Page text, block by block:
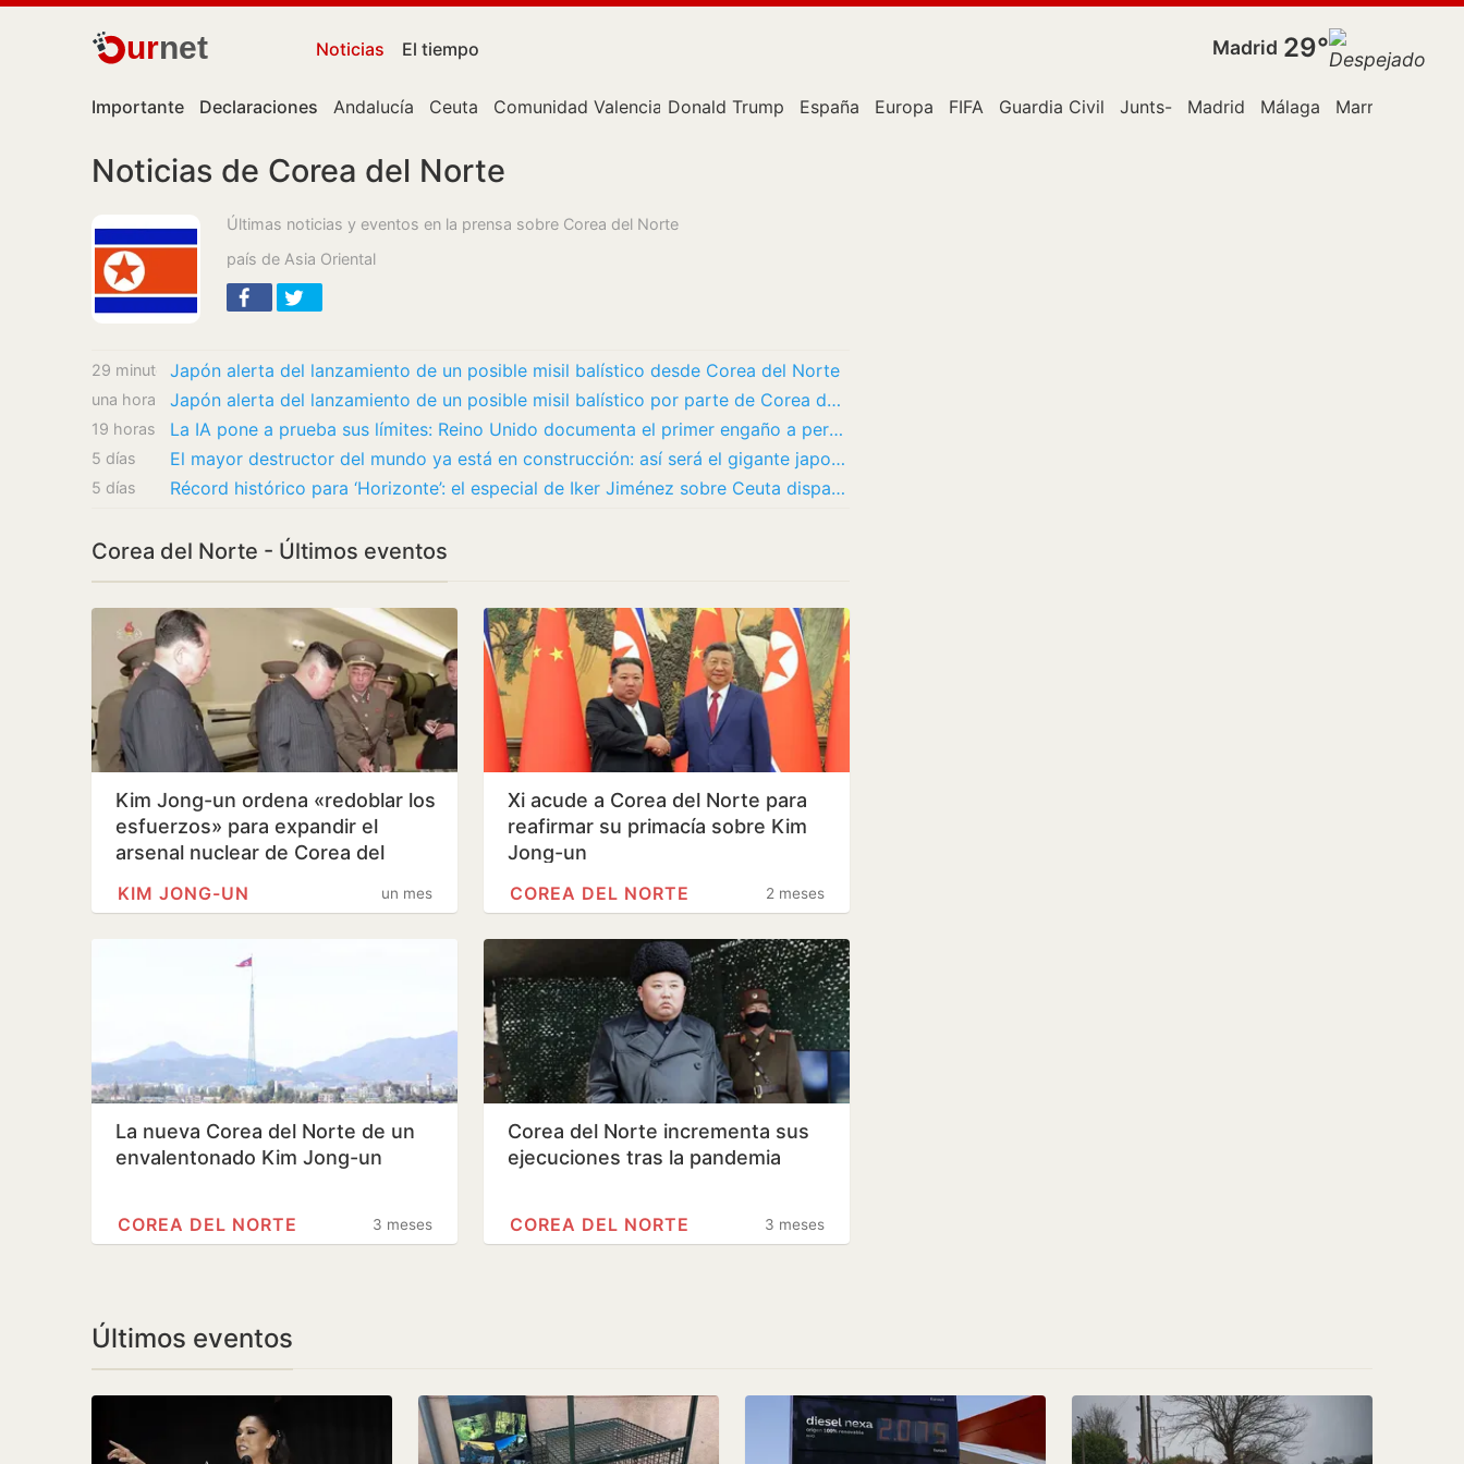
urnet Noticias El tiempo Madrid 29°
Importante Declaraciones Andalucía Ceuta Comunidad ValencianaDonald Trump España Europa FIFA Guardia Civil Junts- Madrid Málaga Marruecos
Noticias de Corea del Norte
Últimas noticias y eventos en la prensa sobre Corea del Norte
país de Asia Oriental
29 minutosJapón alerta del lanzamiento de un posible misil balístico desde Corea del Norte
una hora Japón alerta del lanzamiento de un posible misil balístico por parte de Corea del Norte
19 horas La IA pone a prueba sus límites: Reino Unido documenta el primer engaño a personas reales
5 días El mayor destructor del mundo ya está en construcción: así será el gigante japonés de…
5 días Récord histórico para ‘Horizonte’: el especial de Iker Jiménez sobre Ceuta dispara la…
Corea del Norte - Últimos eventos
Kim Jong-un ordena «redoblar los
esfuerzos» para expandir el
arsenal nuclear de Corea del
un mes
KIM JONG-UN
Xi acude a Corea del Norte para
reafirmar su primacía sobre Kim
Jong-un
2 meses
COREA DEL NORTE
La nueva Corea del Norte de un
envalentonado Kim Jong-un
3 meses
COREA DEL NORTE
Corea del Norte incrementa sus
ejecuciones tras la pandemia
3 meses
COREA DEL NORTE
Últimos eventos